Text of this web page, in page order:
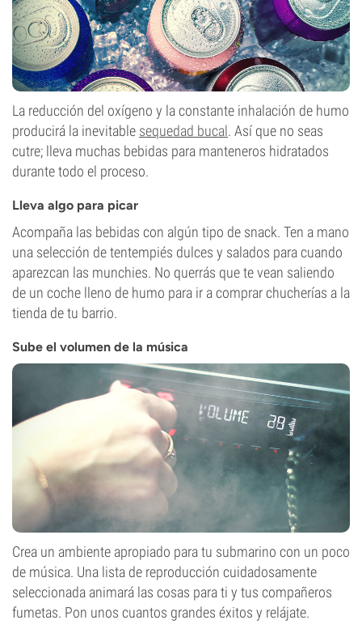
La reducción del oxígeno y la constante inhalación de humo
producirá la inevitable sequedad bucal. Así que no seas
cutre; lleva muchas bebidas para manteneros hidratados
durante todo el proceso.
Lleva algo para picar
Acompaña las bebidas con algún tipo de snack. Ten a mano
una selección de tentempiés dulces y salados para cuando
aparezcan las munchies. No querrás que te vean saliendo
de un coche lleno de humo para ir a comprar chucherías a la
tienda de tu barrio.
Sube el volumen de la música
Crea un ambiente apropiado para tu submarino con un poco
de música. Una lista de reproducción cuidadosamente
seleccionada animará las cosas para ti y tus compañeros
fumetas. Pon unos cuantos grandes éxitos y relájate.